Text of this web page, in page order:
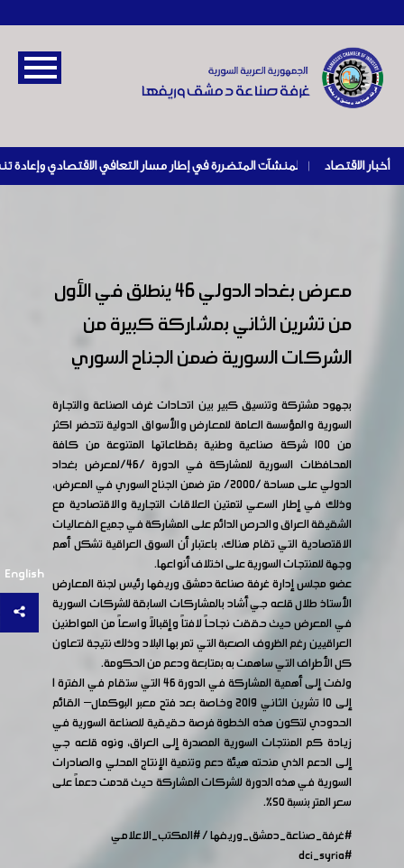
أخبار الاقتصاد |
English
معرض بغداد الدولي 46 ينطلق في الأول
من تشرين الثاني بمشاركة كبيرة من
الشركات السورية ضمن الجناح السوري
بجهود مشتركة وتنسيق كبير بين اتحادات غرف الصناعة والتجارة
السورية والمؤسسة العامة للمعارض والأسواق الدولية تتحضر اكثر
من ١٠٠ شركة صناعية وطنية بقطاعاتها المتنوعة من كافة
المحافظات السورية للمشاركة في الدورة /46/لمعرض بغداد
الدولي على مساحة /2000/ متر ضمن الجناح السوري في المعرض،
وذلك في إطار السعي لتمتين العلاقات التجارية والاقتصادية مع
الشقيقة العراق والحرص الدائم على المشاركة في جميع الفعاليات
الاقتصادية التي تقام هناك، باعتبار أن السوق العراقية تشكل أهم
وجهة للمنتجات السورية على اختلاف أنواعها.
عضو مجلس إدارة غرفة صناعة دمشق وريفها رئيس لجنة المعارض
الأستاذ طلال قلعه جي أشاد بالمشاركات السابقة للشركات السورية
في المعرض حيث حققت نجاحاً لافتاً وإقبالاً واسعاً من المواطنين
العراقيين رغم الظروف الصعبة التي تمر بها البلاد وذلك نتيجة لتعاون
كل الأطراف التي ساهمت به بمتابعة ودعم من الحكومة.
ولفت إلى أهمية المشاركة في الدورة 46 التي ستقام في الفترة 1
إلى 10 تشرين الثاني 2019 وخاصة بعد فتح معبر البوكمال– القائم
الحدودي لتكون هذه الخطوة فرصة حقيقية للصناعة السورية في
زيادة كم المنتجات السورية المصدرة إلى العراق، ونوه قلعه جي
إلى الدعم الذي منحته هيئة دعم وتنمية الإنتاج المحلي والصادرات
السورية في هذه الدورة للشركات المشاركة حيث قدمت دعماً على
سعر المتر بنسبة 50%.
#غرفة_صناعة_دمشق_وريفها/#المكتب_الاعلامي
#dci_syria